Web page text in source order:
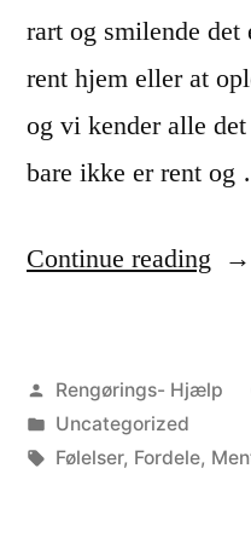
rart og smilende
rent hjem eller at
og vi kender alle
bare ikke er rent og
Continue reading
n
k
Posted
by
Rengørings- Hjælp
Posted
in
Uncategorized
Tags:
Følelser, Fordele,